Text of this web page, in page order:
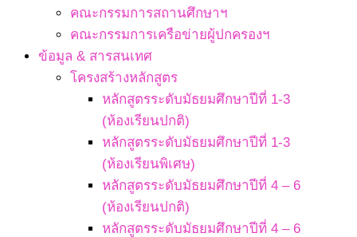
คณะกรรมการสถานศึกษาฯ
คณะกรรมการเครือข่ายผู้ปกครองฯ
ข้อมูล & สารสนเทศ
โครงสร้างหลักสูตร
หลักสูตรระดับมัธยมศึกษาปีที่ 1-3
(ห้องเรียนปกติ)
หลักสูตรระดับมัธยมศึกษาปีที่ 1-3
(ห้องเรียนพิเศษ)
หลักสูตรระดับมัธยมศึกษาปีที่ 4 – 6
(ห้องเรียนปกติ)
หลักสูตรระดับมัธยมศึกษาปีที่ 4 – 6